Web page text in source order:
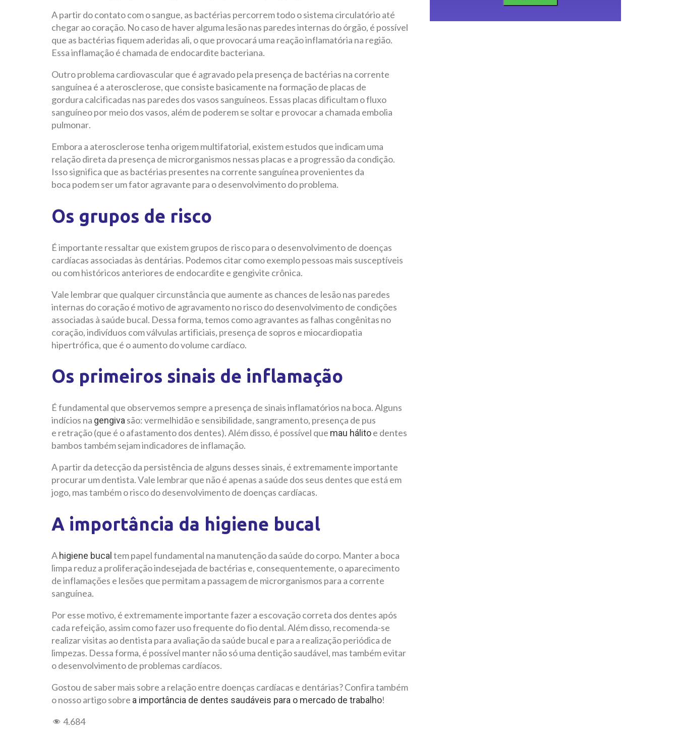
A partir do contato com o sangue, as bactérias percorrem todo o sistema circulatório até
chegar ao coração. No caso de haver alguma lesão nas paredes internas do órgão, é possível
que as bactérias fiquem aderidas ali, o que provocará uma reação inflamatória na região.
Essa inflamação é chamada de endocardite bacteriana.
Outro problema cardiovascular que é agravado pela presença de bactérias na corrente
sanguínea é a aterosclerose, que consiste basicamente na formação de placas de
gordura calcificadas nas paredes dos vasos sanguíneos. Essas placas dificultam o fluxo
sanguíneo por meio dos vasos, além de poderem se soltar e provocar a chamada embolia
pulmonar.
Embora a aterosclerose tenha origem multifatorial, existem estudos que indicam uma
relação direta da presença de microrganismos nessas placas e a progressão da condição.
Isso significa que as bactérias presentes na corrente sanguínea provenientes da
boca podem ser um fator agravante para o desenvolvimento do problema.
Os grupos de risco
É importante ressaltar que existem grupos de risco para o desenvolvimento de doenças
cardíacas associadas às dentárias. Podemos citar como exemplo pessoas mais susceptíveis
ou com históricos anteriores de endocardite e gengivite crônica.
Vale lembrar que qualquer circunstância que aumente as chances de lesão nas paredes
internas do coração é motivo de agravamento no risco do desenvolvimento de condições
associadas à saúde bucal. Dessa forma, temos como agravantes as falhas congênitas no
coração, indivíduos com válvulas artificiais, presença de sopros e miocardiopatia
hipertrófica, que é o aumento do volume cardíaco.
Os primeiros sinais de inflamação
É fundamental que observemos sempre a presença de sinais inflamatórios na boca. Alguns
indícios na gengivasão: vermelhidão e sensibilidade, sangramento, presença de pus
e retração (que é o afastamento dos dentes). Além disso, é possível que mau hálitoe dentes
bambos também sejam indicadores de inflamação.
A partir da detecção da persistência de alguns desses sinais, é extremamente importante
procurar um dentista. Vale lembrar que não é apenas a saúde dos seus dentes que está em
jogo, mas também o risco do desenvolvimento de doenças cardíacas.
A importância da higiene bucal
A higiene bucal tem papel fundamental na manutenção da saúde do corpo. Manter a boca
limpa reduz a proliferação indesejada de bactérias e, consequentemente, o aparecimento
de inflamações e lesões que permitam a passagem de microrganismos para a corrente
sanguínea.
Por esse motivo, é extremamente importante fazer a escovação correta dos dentes após
cada refeição, assim como fazer uso frequente do fio dental. Além disso, recomenda-se
realizar visitas ao dentista para avaliação da saúde bucal e para a realização periódica de
limpezas. Dessa forma, é possível manter não só uma dentição saudável, mas também evitar
o desenvolvimento de problemas cardíacos.
Gostou de saber mais sobre a relação entre doenças cardíacas e dentárias? Confira também
o nosso artigo sobre a importância de dentes saudáveis para o mercado de trabalho!
4.684